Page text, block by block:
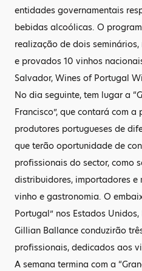
entidades governamentais
bebidas alcoólicas. O
realização de dois
e provados 10 vinhos
Salvador, Wines of Portugal
No dia seguinte, tem lugar a
Francisco”, que contará com
produtores portugueses de
que terão oportunidade de
profissionais do sector, como
distribuidores, importadores e
vinho e gastronomia. O
Portugal” nos Estados
Gillian Ballance conduzirão
profissionais, dedicados aos
A semana termina com a